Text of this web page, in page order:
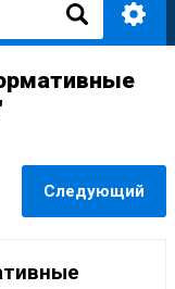
Следующий